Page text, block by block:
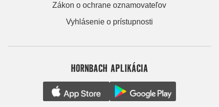
Zákon o ochrane oznamovateľov
Vyhlásenie o prístupnosti
HORNBACH APLIKÁCIA